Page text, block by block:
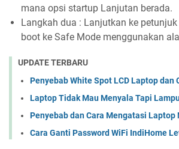
mana opsi startup Lanjutan berada.
Langkah dua : Lanjutkan ke
boot ke Safe Mode menggunakan
UPDATE TERBARU
Penyebab White Spot LCD Laptop dan
Laptop Tidak Mau Menyala Tapi
Penyebab dan Cara Mengatasi Laptop
Cara Ganti Password WiFi IndiHome